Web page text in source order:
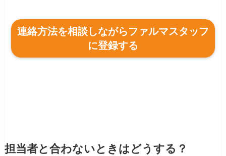
連絡方法を相談しながらファルマスタッフ
に登録する
担当者と合わないときはどうする？